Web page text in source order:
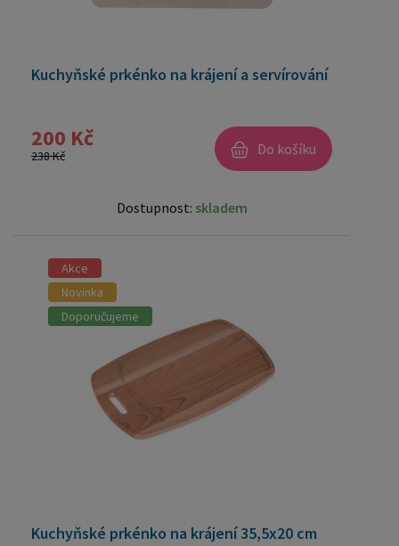
Kuchyňské prkénko na krájení a servírování
200 Kč
238 Kč Do košíku
Dostupnost: skladem
Akce
Novinka
Doporučujeme
Kuchyňské prkénko na krájení 35,5x20 cm